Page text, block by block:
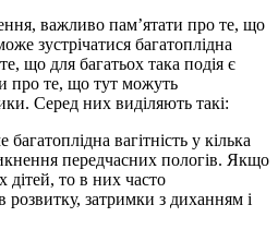
важливо пам’ятати про те, що
зустрічатися багатоплідна
що для багатьох така подія є
про те, що тут можуть
Серед них виділяють такі:
вагітність у кілька
передчасних пологів. Якщо
то в них часто
розвитку, затримки з диханням і